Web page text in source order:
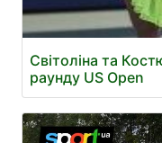
Світоліна та
раунду US Open